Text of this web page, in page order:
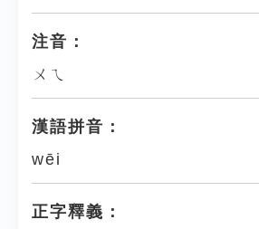
注音：
ㄨㄟ
漢語拼音：
wēi
正字釋義：